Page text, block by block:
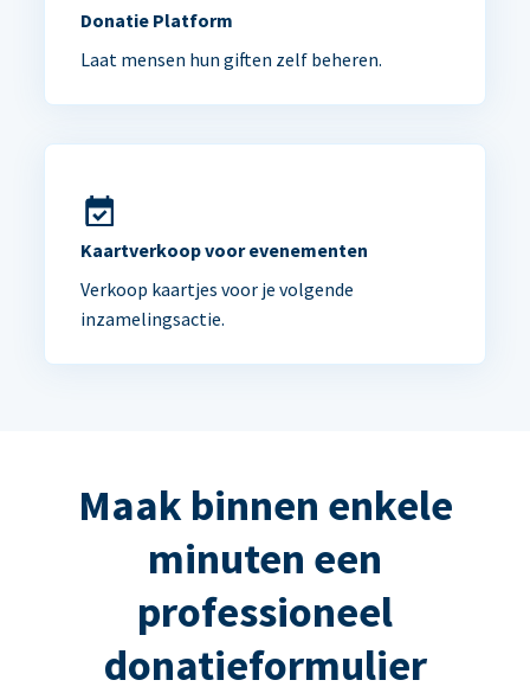
Donatie Platform
Laat mensen hun giften zelf beheren.
Kaartverkoop voor evenementen
Verkoop kaartjes voor je volgende
inzamelingsactie.
Maak binnen enkele
minuten een
professioneel
donatieformulier